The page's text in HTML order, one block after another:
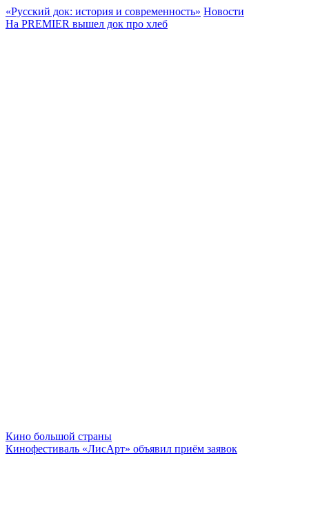
«Русский док: история и современность» Новости
На PREMIER вышел док про хлеб
Кино большой страны
Кинофестиваль «ЛисАрт» объявил приём заявок